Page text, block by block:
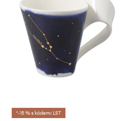
*-15 % s kódem: LST